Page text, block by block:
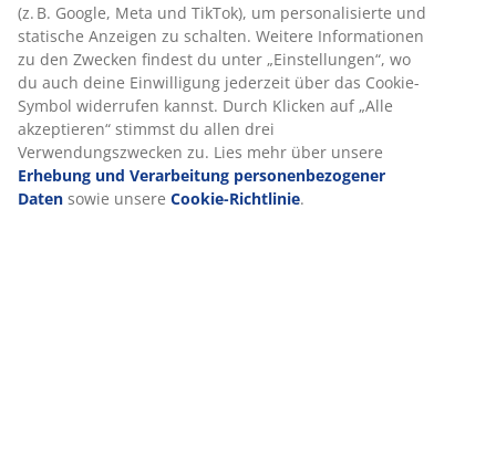
Produkteigenschaften
Bewertungen
(46)